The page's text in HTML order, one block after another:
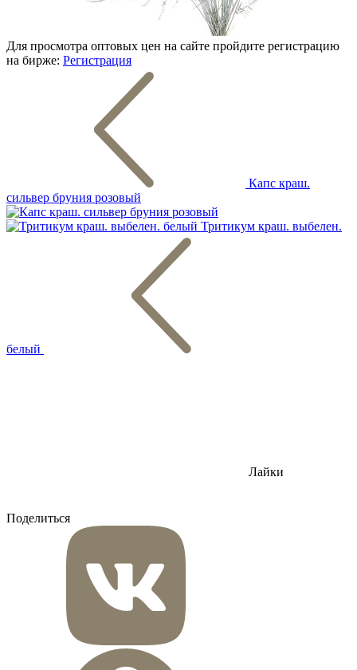
Для просмотра оптовых цен на сайте пройдите регистрацию
на бирже: Регистрация
Капс краш.
сильвер бруния розовый
Тритикум краш. выбелен.
белый
Лайки
Поделиться